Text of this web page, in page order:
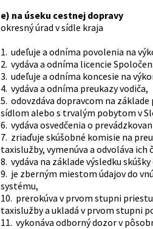
e) na úseku cestnej dopravy
okresný úrad v sídle kraja
1. udeľuje a odníma povolenia na
2. vydáva a odníma licencie
3. udeľuje a odníma koncesie na
4. vydáva a odníma preukazy vodiča,
5. odovzdáva dopravcom na
sídlom alebo s trvalým pobytom v
6. vydáva osvedčenia o
7. zriaďuje skúšobné komisie na
taxislužby, vymenúva a odvoláva
8. vydáva na základe výsledku
9. je zberným miestom údajov do
systému,
10. prerokúva v prvom stupni
taxislužby a ukladá v prvom stupni
11. vykonáva odborný dozor v